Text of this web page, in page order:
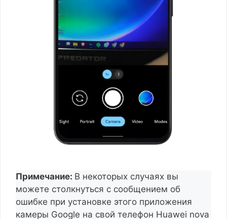
Примечание: В некоторых случаях вы
можете столкнуться с сообщением об
ошибке при установке этого приложения
камеры Google на свой телефон Huawei nova